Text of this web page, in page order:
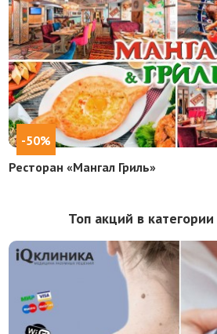
-50%
Ресторан «Мангал Гриль»
Топ акций в категории